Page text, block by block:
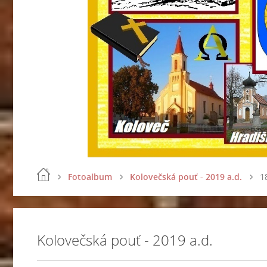
Fotoalbum Kolovečská pouť - 2019 a.d.
Kolovečská pouť - 2019 a.d.